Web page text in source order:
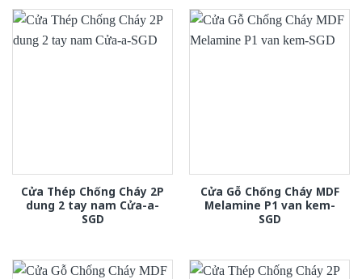
Cửa Thép Chống Cháy 2P
dung 2 tay nam Cửa-a-
SGD
Cửa Gỗ Chống Cháy MDF
Melamine P1 van kem-
SGD